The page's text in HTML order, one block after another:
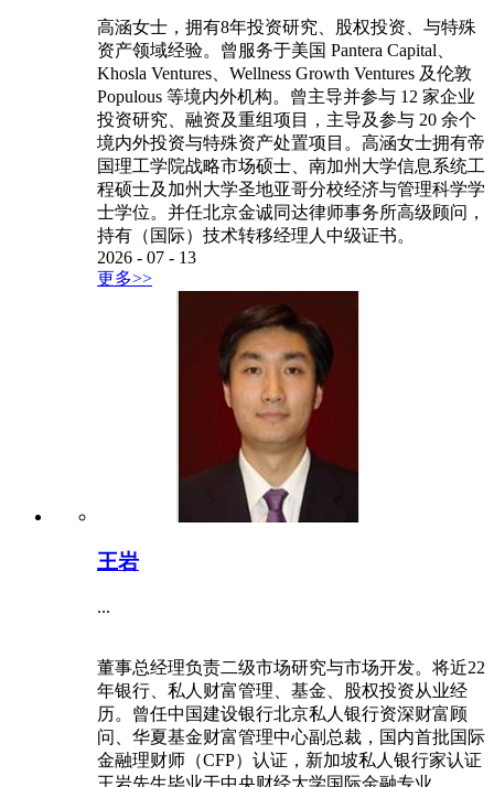
高涵女士，拥有8年投资研究、股权投资、与特殊
资产领域经验。曾服务于美国 Pantera Capital、
Khosla Ventures、Wellness Growth Ventures 及伦敦
Populous 等境内外机构。曾主导并参与 12 家企业
投资研究、融资及重组项目，主导及参与 20 余个
境内外投资与特殊资产处置项目。高涵女士拥有帝
国理工学院战略市场硕士、南加州大学信息系统工
程硕士及加州大学圣地亚哥分校经济与管理科学学
士学位。并任北京金诚同达律师事务所高级顾问，
持有（国际）技术转移经理人中级证书。
2026 - 07 - 13
更多>>
王岩
...
董事总经理负责二级市场研究与市场开发。将近22
年银行、私人财富管理、基金、股权投资从业经
历。曾任中国建设银行北京私人银行资深财富顾
问、华夏基金财富管理中心副总裁，国内首批国际
金融理财师（CFP）认证，新加坡私人银行家认证
王岩先生毕业于中央财经大学国际金融专业